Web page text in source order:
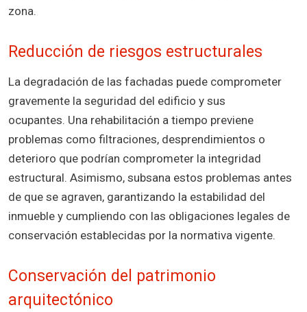
zona.
Reducción de riesgos estructurales
La degradación de las fachadas puede comprometer
gravemente la seguridad del edificio y sus
ocupantes. Una rehabilitación a tiempo previene
problemas como filtraciones, desprendimientos o
deterioro que podrían comprometer la integridad
estructural. Asimismo, subsana estos problemas antes
de que se agraven, garantizando la estabilidad del
inmueble y cumpliendo con las obligaciones legales de
conservación establecidas por la normativa vigente.
Conservación del patrimonio
arquitectónico